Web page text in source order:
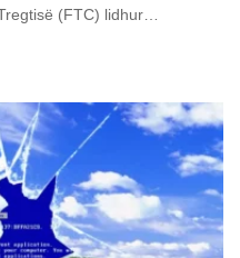
(FTC) lidhur…